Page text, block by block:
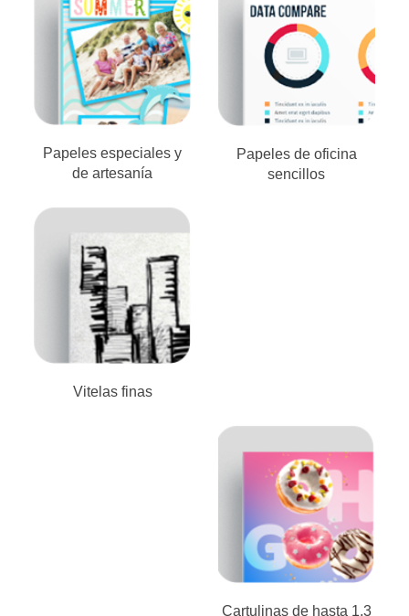
Papeles especiales y
de artesanía
Papeles de oficina
sencillos
Vitelas finas
Cartulinas de hasta 1,3